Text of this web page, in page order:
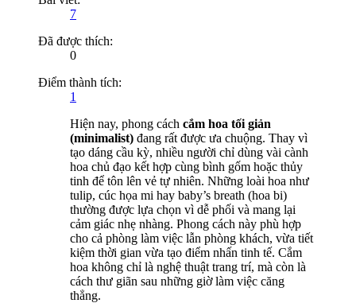
7
Đã được thích:
0
Điểm thành tích:
1
Hiện nay, phong cách cắm hoa tối giản
(minimalist) đang rất được ưa chuộng. Thay vì
tạo dáng cầu kỳ, nhiều người chỉ dùng vài cành
hoa chủ đạo kết hợp cùng bình gốm hoặc thủy
tinh để tôn lên vẻ tự nhiên. Những loài hoa như
tulip, cúc họa mi hay baby’s breath (hoa bi)
thường được lựa chọn vì dễ phối và mang lại
cảm giác nhẹ nhàng. Phong cách này phù hợp
cho cả phòng làm việc lẫn phòng khách, vừa tiết
kiệm thời gian vừa tạo điểm nhấn tinh tế. Cắm
hoa không chỉ là nghệ thuật trang trí, mà còn là
cách thư giãn sau những giờ làm việc căng
thẳng.